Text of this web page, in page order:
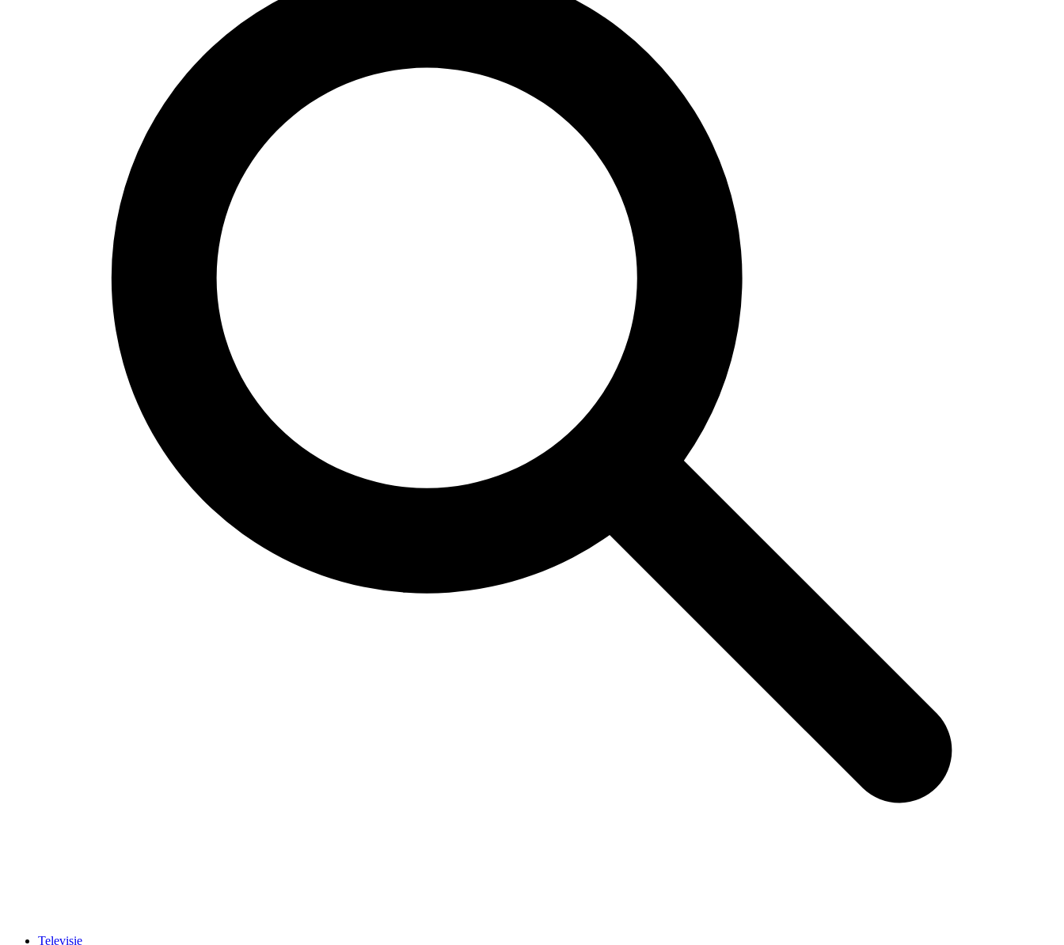
Televisie